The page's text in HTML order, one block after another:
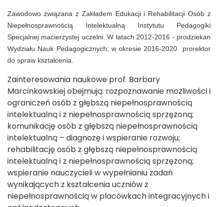
Zawodowo związana z Zakładem Edukacji i Rehabilitacji Osób z
Niepełnosprawnością Intelektualną Instytutu Pedagogiki
Specjalnej macierzystej uczelni. W latach 2012-2016 - prodziekan
Wydziału Nauk Pedagogicznych; w okresie 2016-2020 prorektor
do spraw kształcenia.
Zainteresowania naukowe prof. Barbary
Marcinkowskiej obejmują: rozpoznawanie możliwości i
ograniczeń osób z głębszą niepełnosprawnością
intelektualną i z niepełnosprawnością sprzężoną;
komunikację osób z głębszą niepełnosprawnością
intelektualną – diagnozę i wspieranie rozwoju;
rehabilitację osób z głębszą niepełnosprawnością
intelektualną i z niepełnosprawnością sprzężoną;
wspieranie nauczycieli w wypełnianiu zadań
wynikających z kształcenia uczniów z
niepełnosprawnością w placówkach integracyjnych i